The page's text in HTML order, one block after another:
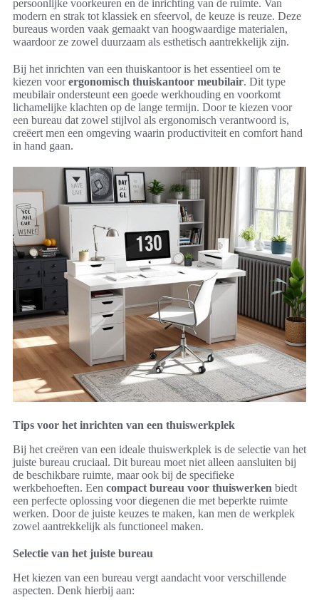
persoonlijke voorkeuren en de inrichting van de ruimte. Van
modern en strak tot klassiek en sfeervol, de keuze is reuze. Deze
bureaus worden vaak gemaakt van hoogwaardige materialen,
waardoor ze zowel duurzaam als esthetisch aantrekkelijk zijn.
Bij het inrichten van een thuiskantoor is het essentieel om te
kiezen voorergonomisch thuiskantoor meubilair. Dit type
meubilair ondersteunt een goede werkhouding en voorkomt
lichamelijke klachten op de lange termijn. Door te kiezen voor
een bureau dat zowel stijlvol als ergonomisch verantwoord is,
creëert men een omgeving waarin productiviteit en comfort hand
in hand gaan.
Tips voor het inrichten van een thuiswerkplek
Bij het creëren van een ideale thuiswerkplek is de selectie van het
juiste bureau cruciaal. Dit bureau moet niet alleen aansluiten bij
de beschikbare ruimte, maar ook bij de specifieke
werkbehoeften. Een compact bureau voor thuiswerken biedt
een perfecte oplossing voor diegenen die met beperkte ruimte
werken. Door de juiste keuzes te maken, kan men de werkplek
zowel aantrekkelijk als functioneel maken.
Selectie van het juiste bureau
Het kiezen van een bureau vergt aandacht voor verschillende
aspecten. Denk hierbij aan: